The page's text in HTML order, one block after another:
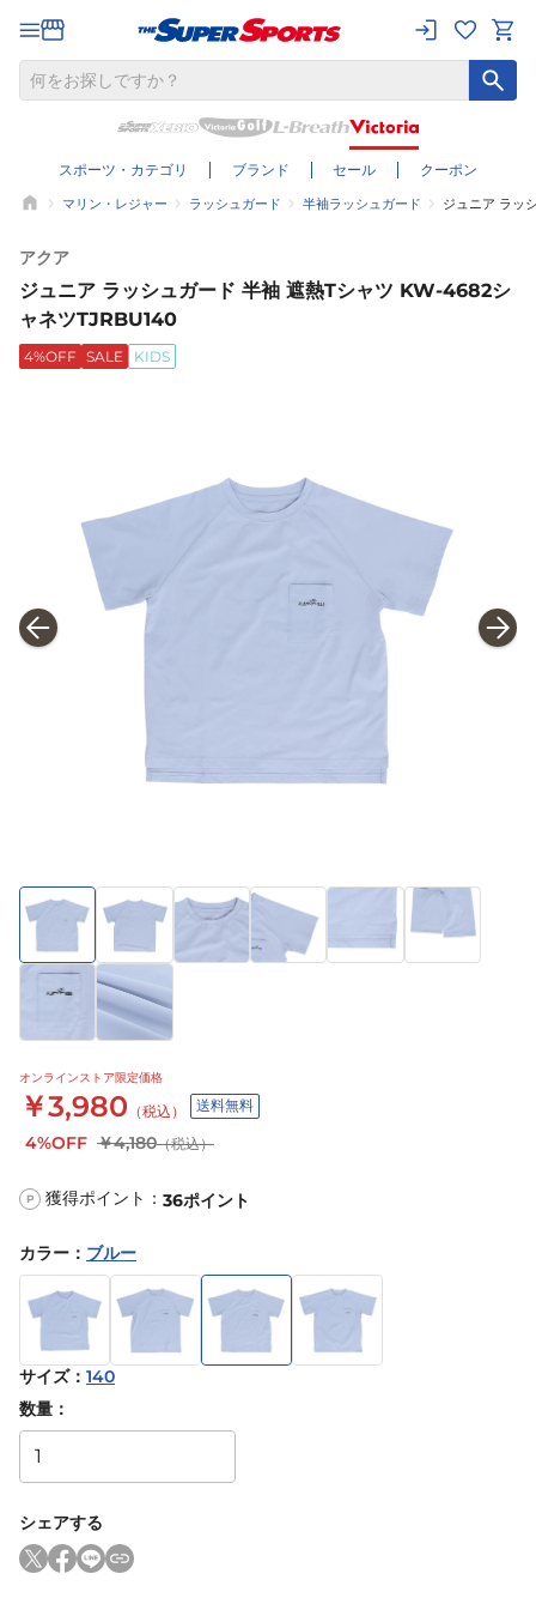
スポーツ・カテゴリ ブランド セール クーポン
マリン・レジャー ラッシュガード 半袖ラッシュガード ジュニア ラッ
アクア
ジュニア ラッシュガード 半袖 遮熱Tシャツ KW-4682シ
ャネツTJRBU140
4%OFF SALE KIDS
オンラインストア限定価格
￥3,980 （税込） 送料無料
4%OFF ￥4,180（税込）
P 獲得ポイント： 36ポイント
カラー ： ブルー
サイズ： 140
数量：
シェアする